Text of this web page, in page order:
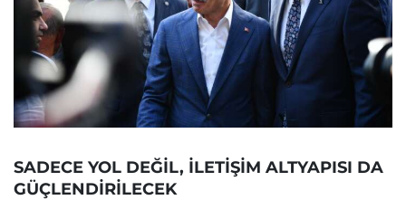
SADECE YOL DEĞİL, İLETİŞİM ALTYAPISI DA
GÜÇLENDİRİLECEK